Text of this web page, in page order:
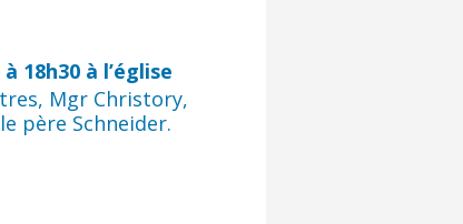
18h30 à l’église
Mgr Christory,
père Schneider.